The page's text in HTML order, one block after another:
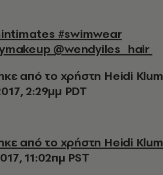
@wendyiles_hair
από το χρήστη Heidi Klum
2:29μμ PDT
11:02πμ PST